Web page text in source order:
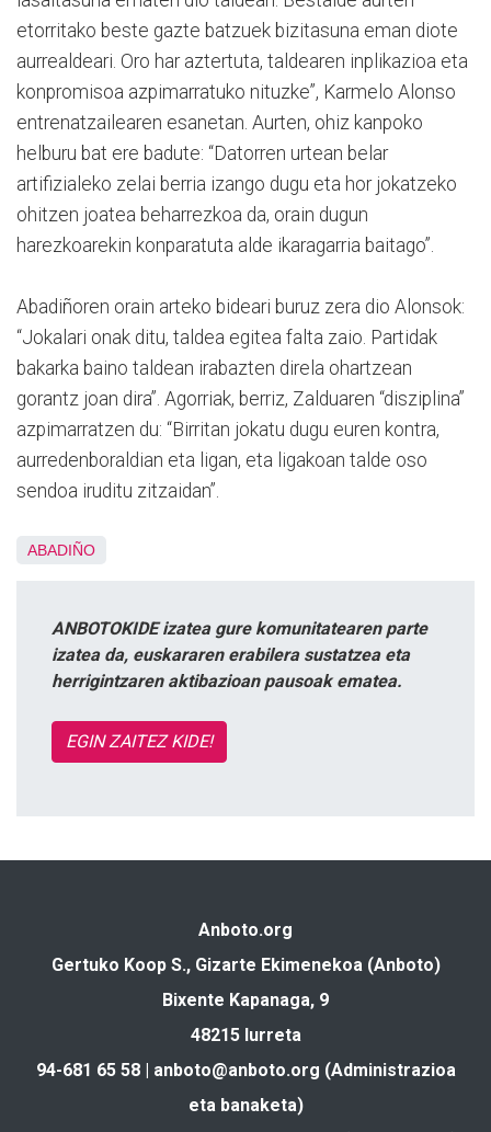
etorritako beste gazte batzuek bizitasuna eman diote
aurrealdeari. Oro har aztertuta, taldearen inplikazioa eta
konpromisoa azpimarratuko nituzke”, Karmelo Alonso
entrenatzailearen esanetan. Aurten, ohiz kanpoko
helburu bat ere badute: “Datorren urtean belar
artifizialeko zelai berria izango dugu eta hor jokatzeko
ohitzen joatea beharrezkoa da, orain dugun
harezkoarekin konparatuta alde ikaragarria baitago”.
Abadiñoren orain arteko bideari buruz zera dio Alonsok:
“Jokalari onak ditu, taldea egitea falta zaio. Partidak
bakarka baino taldean irabazten direla ohartzean
gorantz joan dira”. Agorriak, berriz, Zalduaren “disziplina”
azpimarratzen du: “Birritan jokatu dugu euren kontra,
aurredenboraldian eta ligan, eta ligakoan talde oso
sendoa iruditu zitzaidan”.
ABADIÑO
ANBOTOKIDE izatea gure komunitatearen parte
izatea da, euskararen erabilera sustatzea eta
herrigintzaren aktibazioan pausoak ematea.
EGIN ZAITEZ KIDE!
Anboto.org
Gertuko Koop S., Gizarte Ekimenekoa (Anboto)
Bixente Kapanaga, 9
48215 Iurreta
94-681 65 58 | anboto@anboto.org (Administrazioa
eta banaketa)